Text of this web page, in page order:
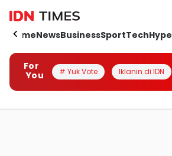
HomeNewsBusinessSportTechHype
For
You
# Yuk Vote Iklanin di IDN